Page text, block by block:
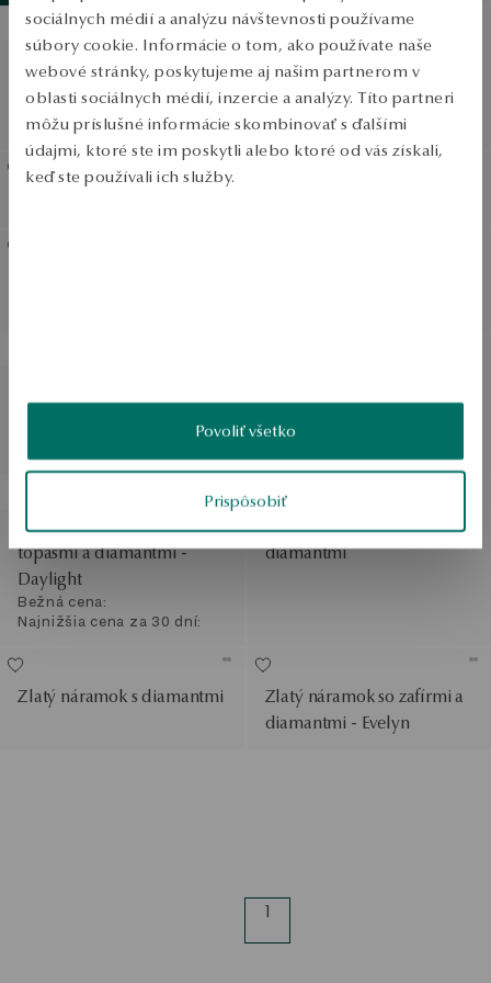
sociálnych médií a analýzu návštevnosti používame
súbory cookie. Informácie o tom, ako používate naše
webové stránky, poskytujeme aj našim partnerom v
oblasti sociálnych médií, inzercie a analýzy. Títo partneri
môžu príslušné informácie skombinovať s ďalšími
údajmi, ktoré ste im poskytli alebo ktoré od vás získali,
keď ste používali ich služby.
Povoliť všetko
Prispôsobiť
SALE
Zlatý tenisový náramok s
tsavoritmi
Bežná cena:
Najnižšia cena za 30 dní:
Zlatý tenisový náramok s
čiernymi diamantmi -
Midnight
zafírmi a diamantmi
diamantmi
Bežná cena:
Náramok z bieleho zlata s
topásmi a diamantmi -
Daylight
Bežná cena:
Najnižšia cena za 30 dní:
Zlatý tenisový náramok s
diamantmi
Zlatý náramok s diamantmi
Zlatý náramok so zafírmi a
diamantmi - Evelyn
1